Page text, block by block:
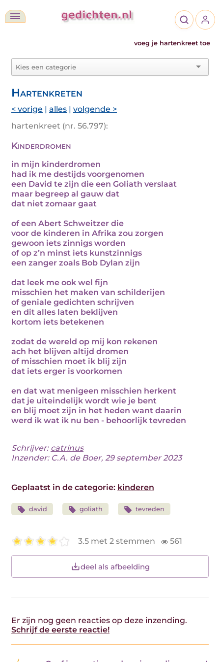
voeg je hartenkreet toe
Hartenkreten
< vorige | alles | volgende >
hartenkreet (nr. 56.797):
Kinderdromen
in mijn kinderdromen
had ik me destijds voorgenomen
een David te zijn die een Goliath verslaat
maar begreep al gauw dat
dat niet zomaar gaat
of een Abert Schweitzer die
voor de kinderen in Afrika zou zorgen
gewoon iets zinnigs worden
of op z’n minst iets kunstzinnigs
een zanger zoals Bob Dylan zijn
dat leek me ook wel fijn
misschien het maken van schilderijen
of geniale gedichten schrijven
en dit alles laten beklijven
kortom iets betekenen
zodat de wereld op mij kon rekenen
ach het blijven altijd dromen
of misschien moet ik blij zijn
dat iets erger is voorkomen
en dat wat menigeen misschien herkent
dat je uiteindelijk wordt wie je bent
en blij moet zijn in het heden want daarin
werd ik wat ik nu ben - behoorlijk tevreden
Schrijver: catrinus
Inzender: C.A. de Boer, 29 september 2023
Geplaatst in de categorie: kinderen
david goliath tevreden
3.5 met 2 stemmen 561
deel als afbeelding
Er zijn nog geen reacties op deze inzending.
Schrijf de eerste reactie!